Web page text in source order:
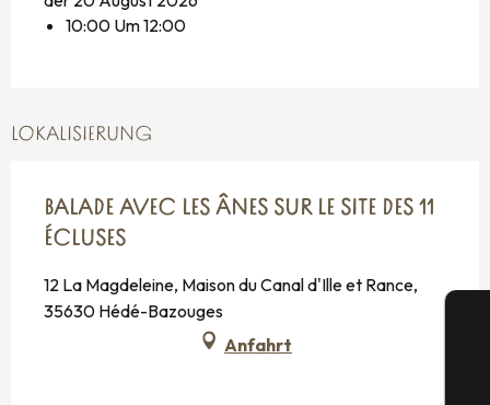
10:00 Um 12:00
LOKALISIERUNG
BALADE AVEC LES ÂNES SUR LE SITE DES 11
ÉCLUSES
12 La Magdeleine, Maison du Canal d'Ille et Rance,
35630 Hédé-Bazouges
Anfahrt